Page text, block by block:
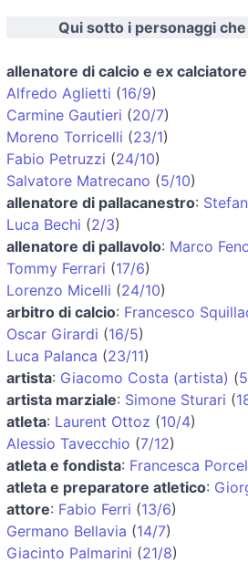
Qui sotto i personaggi
allenatore di calcio e ex calciatore
Alfredo Aglietti (16/9)
Carmine Gautieri (20/7)
Moreno Torricelli (23/1)
Fabio Petruzzi (24/10)
Salvatore Matrecano (5/10)
allenatore di pallacanestro:
Luca Bechi (2/3)
allenatore di pallavolo: Marco
Tommy Ferrari (17/6)
Lorenzo Micelli (24/10)
arbitro di calcio: Francesco
Oscar Girardi (16/5)
Luca Palanca (23/11)
artista: Giacomo Costa (artista) (
artista marziale: Simone Sturari (
atleta: Laurent Ottoz (10/4)
Alessio Tavecchio (7/12)
atleta e fondista: Francesca
atleta e preparatore atletico:
attore: Fabio Ferri (13/6)
Germano Bellavia (14/7)
Giacinto Palmarini (21/8)